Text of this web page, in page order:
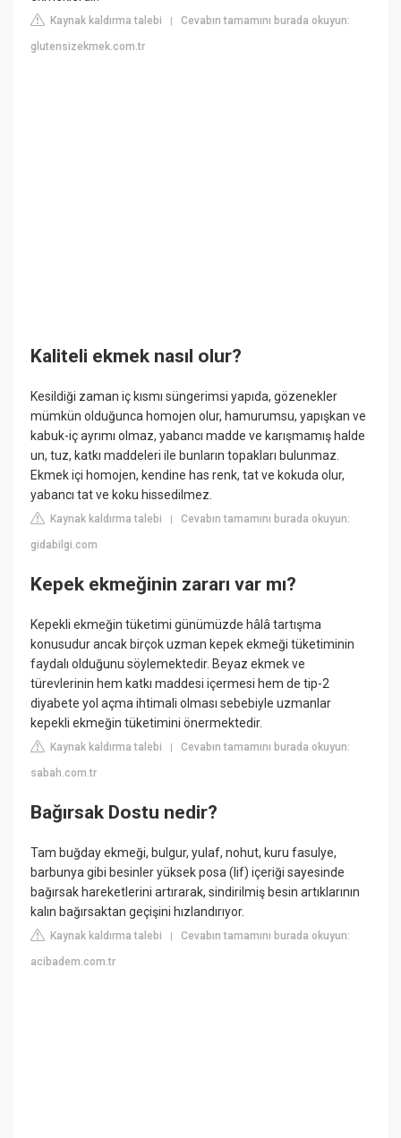
Kaynak kaldırma talebi |Cevabın tamamını burada okuyun:
glutensizekmek.com.tr
Kaliteli ekmek nasıl olur?
Kesildiği zaman iç kısmı süngerimsi yapıda, gözenekler
mümkün olduğunca homojen olur, hamurumsu, yapışkan ve
kabuk-iç ayrımı olmaz, yabancı madde ve karışmamış halde
un, tuz, katkı maddeleri ile bunların topakları bulunmaz.
Ekmek içi homojen, kendine has renk, tat ve kokuda olur,
yabancı tat ve koku hissedilmez.
Kaynak kaldırma talebi |Cevabın tamamını burada okuyun:
gidabilgi.com
Kepek ekmeğinin zararı var mı?
Kepekli ekmeğin tüketimi günümüzde hâlâ tartışma
konusudur ancak birçok uzman kepek ekmeği tüketiminin
faydalı olduğunu söylemektedir. Beyaz ekmek ve
türevlerinin hem katkı maddesi içermesi hem de tip-2
diyabete yol açma ihtimali olması sebebiyle uzmanlar
kepekli ekmeğin tüketimini önermektedir.
Kaynak kaldırma talebi |Cevabın tamamını burada okuyun:
sabah.com.tr
Bağırsak Dostu nedir?
Tam buğday ekmeği, bulgur, yulaf, nohut, kuru fasulye,
barbunya gibi besinler yüksek posa (lif) içeriği sayesinde
bağırsak hareketlerini artırarak, sindirilmiş besin artıklarının
kalın bağırsaktan geçişini hızlandırıyor.
Kaynak kaldırma talebi |Cevabın tamamını burada okuyun:
acibadem.com.tr